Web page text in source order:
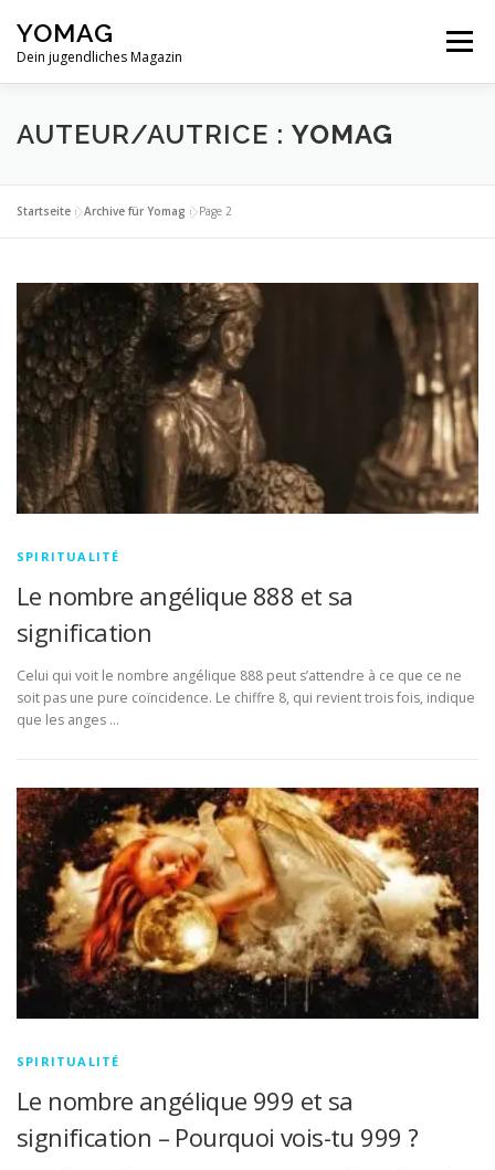
contenu
YOMAG
Dein jugendliches Magazin
Menu
AUTEUR/AUTRICE : YOMAG
Startseite »Archive für Yomag »Page 2
SPIRITUALITÉ
Le nombre angélique 888 et sa
signification
Celui qui voit le nombre angélique 888 peut s’attendre à ce que ce ne
soit pas une pure coïncidence. Le chiffre 8, qui revient trois fois, indique
que les anges …
SPIRITUALITÉ
Le nombre angélique 999 et sa
signification – Pourquoi vois-tu 999 ?